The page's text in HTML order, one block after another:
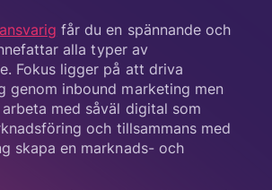
får du en spännande och
alla typer av
Fokus ligger på att driva
genom inbound marketing men
med såväl digital som
och tillsammans med
skapa en marknads- och